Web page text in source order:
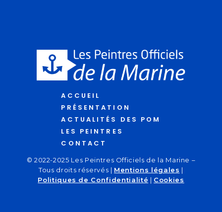
ACCUEIL
PRÉSENTATION
ACTUALITÉS DES POM
LES PEINTRES
CONTACT
© 2022-2025 Les Peintres Officiels de la Marine –
Tous droits réservés | Mentions légales |
Politiques de Confidentialité | Cookies